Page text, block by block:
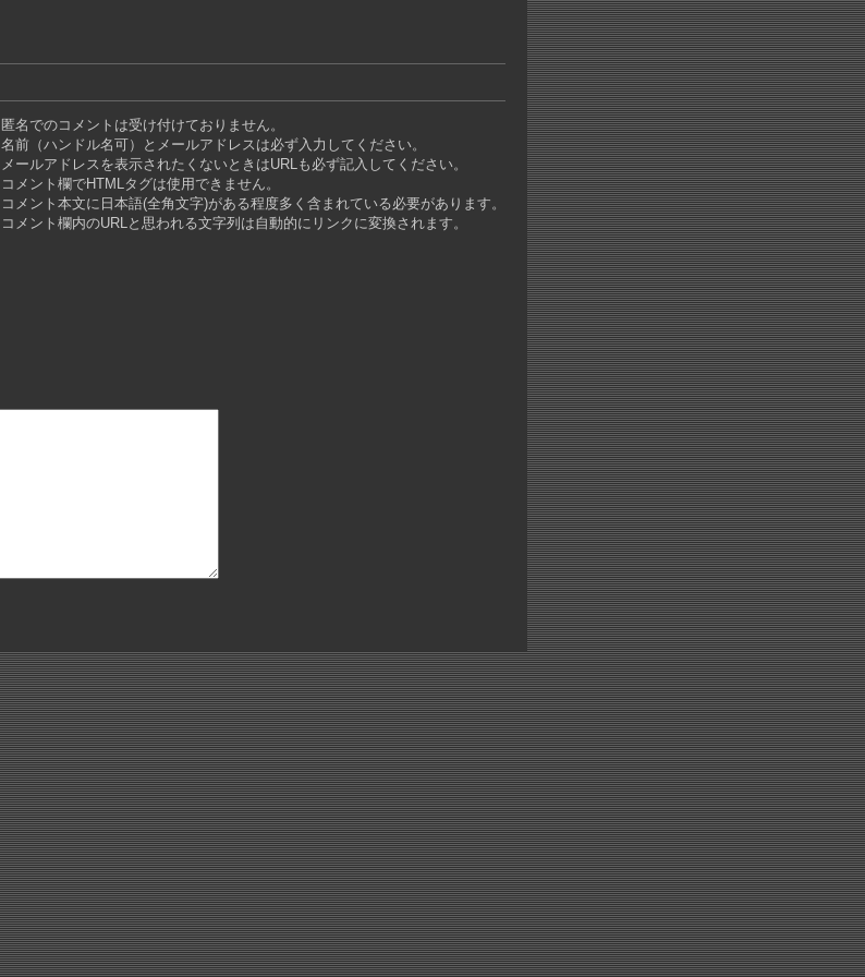
匿名でのコメントは受け付けておりません。
名前（ハンドル名可）とメールアドレスは必ず入力してください。
メールアドレスを表示されたくないときはURLも必ず記入してください。
コメント欄でHTMLタグは使用できません。
コメント本文に日本語(全角文字)がある程度多く含まれている必要があります。
コメント欄内のURLと思われる文字列は自動的にリンクに変換されます。